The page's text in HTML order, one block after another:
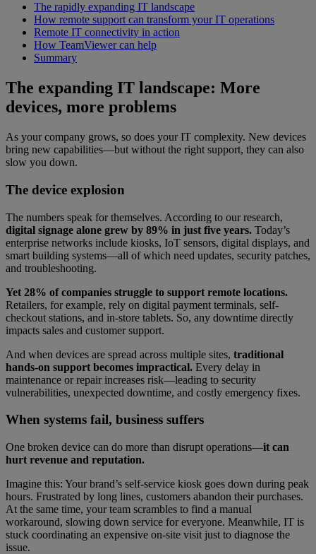
The rapidly expanding IT landscape
How remote support can transform your IT operations
Remote IT connectivity in action
How TeamViewer can help
Summary
The expanding IT landscape: More
devices, more problems
As your company grows, so does your IT complexity. New devices
bring new capabilities—but without the right support, they can also
slow you down.
The device explosion
The numbers speak for themselves. According to our research,
digital signage alone grew by 89% in just five years. Today’s
enterprise networks include kiosks, IoT sensors, digital displays, and
smart building systems—all of which need updates, security patches,
and troubleshooting.
Yet 28% of companies struggle to support remote locations.
Retailers, for example, rely on digital payment terminals, self-
checkout stations, and in-store tablets. So, any downtime directly
impacts sales and customer support.
And when devices are spread across multiple sites, traditional
hands-on support becomes impractical. Every delay in
maintenance or repair increases risk—leading to security
vulnerabilities, unexpected downtime, and costly emergency fixes.
When systems fail, business suffers
One broken device can do more than disrupt operations—it can
hurt revenue and reputation.
Imagine this: Your brand’s self-service kiosk goes down during peak
hours. Frustrated by long lines, customers abandon their purchases.
At the same time, your team scrambles to find a manual
workaround, slowing down service for everyone. Meanwhile, IT is
stuck coordinating an expensive on-site visit just to diagnose the
issue.